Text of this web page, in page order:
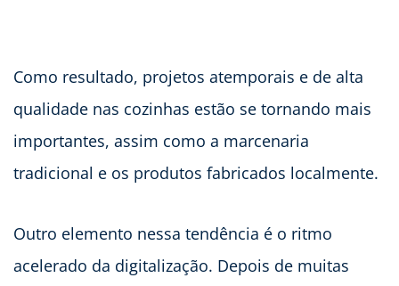
Como resultado, projetos atemporais e de alta
qualidade nas cozinhas estão se tornando mais
importantes, assim como a marcenaria
tradicional e os produtos fabricados localmente.
Outro elemento nessa tendência é o ritmo
acelerado da digitalização. Depois de muitas